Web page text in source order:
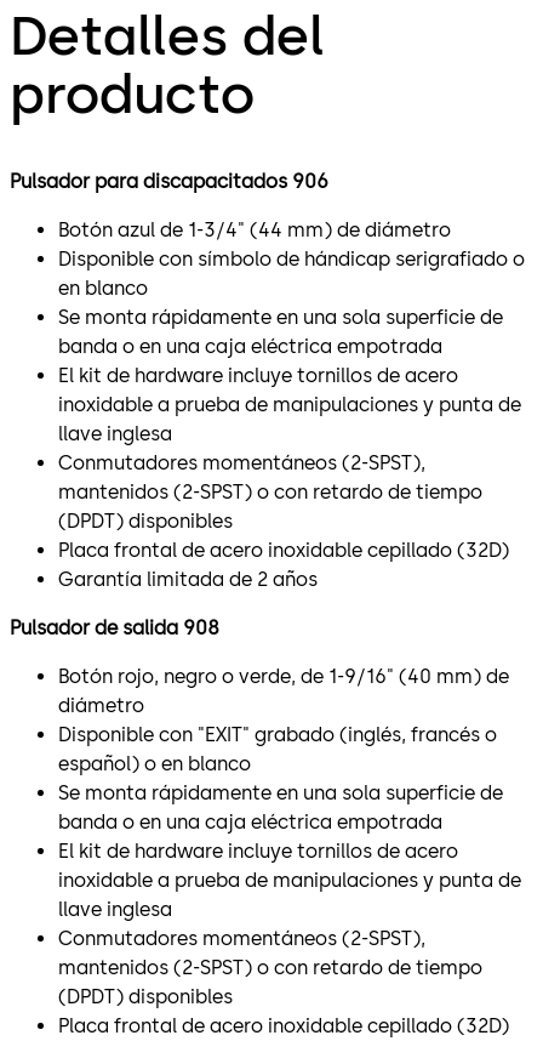
Detalles del
producto
Pulsador para discapacitados 906
Botón azul de 1-3/4" (44 mm) de diámetro
Disponible con símbolo de hándicap serigrafiado o
en blanco
Se monta rápidamente en una sola superficie de
banda o en una caja eléctrica empotrada
El kit de hardware incluye tornillos de acero
inoxidable a prueba de manipulaciones y punta de
llave inglesa
Conmutadores momentáneos (2-SPST),
mantenidos (2-SPST) o con retardo de tiempo
(DPDT) disponibles
Placa frontal de acero inoxidable cepillado (32D)
Garantía limitada de 2 años
Pulsador de salida 908
Botón rojo, negro o verde, de 1-9/16" (40 mm) de
diámetro
Disponible con "EXIT" grabado (inglés, francés o
español) o en blanco
Se monta rápidamente en una sola superficie de
banda o en una caja eléctrica empotrada
El kit de hardware incluye tornillos de acero
inoxidable a prueba de manipulaciones y punta de
llave inglesa
Conmutadores momentáneos (2-SPST),
mantenidos (2-SPST) o con retardo de tiempo
(DPDT) disponibles
Placa frontal de acero inoxidable cepillado (32D)